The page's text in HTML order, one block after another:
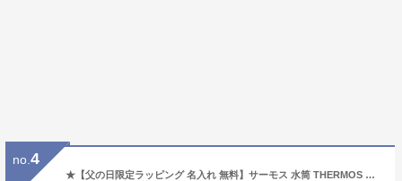
no. 4
★【父の日限定ラッピング 名入れ 無料】サーモス 水筒 THERMOS 真空断熱ケータイマグ JNL-S500/JPB-500 500ml 超軽量 食洗機対応 《マーク》 直飲み 名入れ無料 洗いやすい セラミック 保冷保温 名入れ水筒 名入れケータイマグ オリジナル プレゼント 子供 即日可 60代